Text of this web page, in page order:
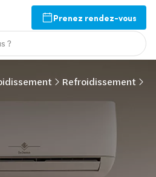
Prenez rendez-vous
?
Refroidissement